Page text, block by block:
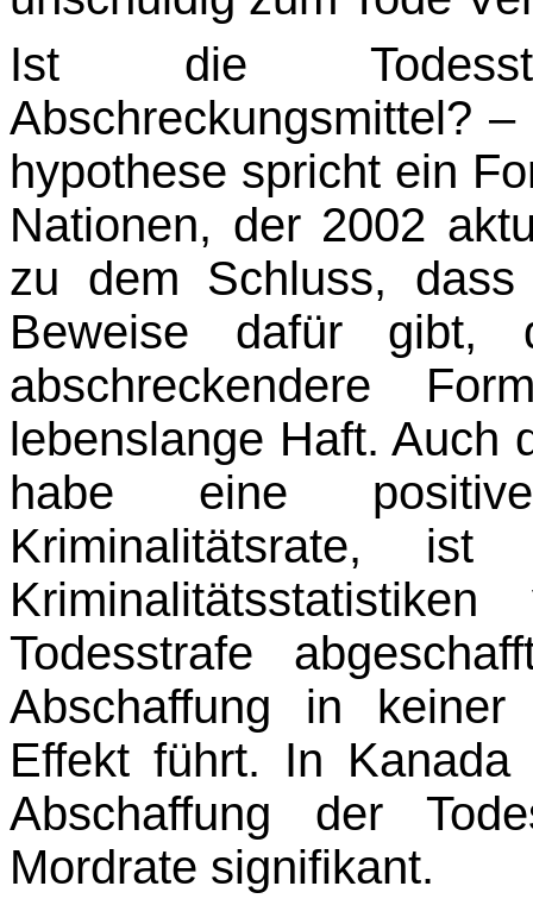
Ist die
Abschreckungsmittel?
hypothese spricht ein
Nationen, der 2002
zu dem Schluss, dass
Beweise dafür gibt,
abschreckendere
lebenslange Haft. Auch
habe eine
Kriminalitätsrate,
Todesstrafe
Abschaffung in
Effekt führt. In
Abschaffung der
Mordrate signifikant.